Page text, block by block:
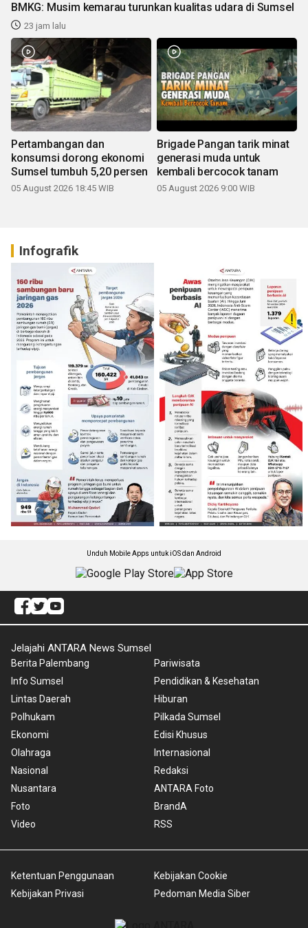
BMKG: Musim kemarau turunkan kualitas udara di Sumsel
23 jam lalu
Pertambangan dan
konsumsi dorong ekonomi
Sumsel tumbuh 5,20 persen
05 August 2026 18:45 WIB
Brigade Pangan tarik minat
generasi muda untuk
kembali bercocok tanam
05 August 2026 9:00 WIB
Infografik
Unduh Mobile Apps untuk iOS dan Android
Jelajahi ANTARA News Sumsel
Berita Palembang
Info Sumsel
Lintas Daerah
Polhukam
Ekonomi
Olahraga
Nasional
Nusantara
Foto
Video
Pariwisata
Pendidikan & Kesehatan
Hiburan
Pilkada Sumsel
Edisi Khusus
Internasional
Redaksi
ANTARA Foto
BrandA
RSS
Ketentuan Penggunaan
Kebijakan Privasi
Kebijakan Cookie
Pedoman Media Siber